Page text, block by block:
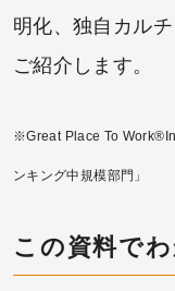
明化、独自カル
ご紹介します。
※Great Place To
ンキング中規模部門」
この資料で